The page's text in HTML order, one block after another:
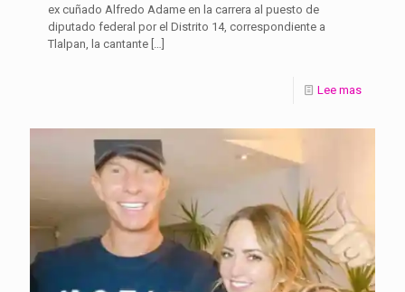
ex cuñado Alfredo Adame en la carrera al puesto de
diputado federal por el Distrito 14, correspondiente a
Tlalpan, la cantante […]
Lee mas